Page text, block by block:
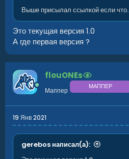
Выше присылал ссылкой если что.
Это текущая версия 1.0
А где первая версия ?
flouONEs
Маппер МАППЕР
19 Янв 2021
gerebos написал(а):